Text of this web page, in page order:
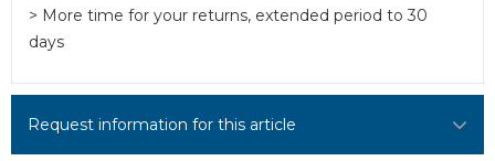
> More time for your returns, extended period to 30
days
Request information for this article